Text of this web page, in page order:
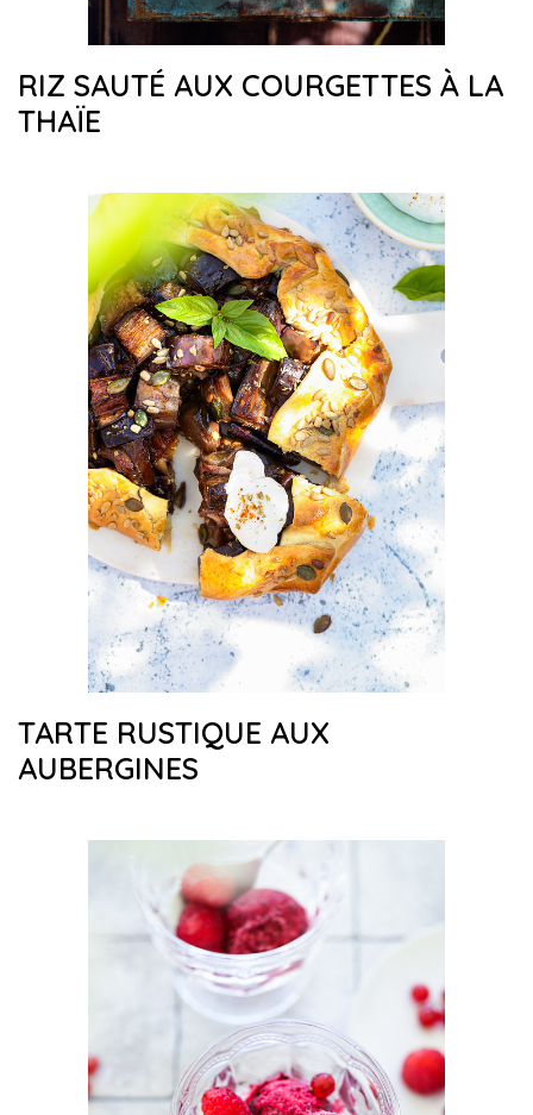
RIZ SAUTÉ AUX COURGETTES À LA
THAÏE
TARTE RUSTIQUE AUX
AUBERGINES